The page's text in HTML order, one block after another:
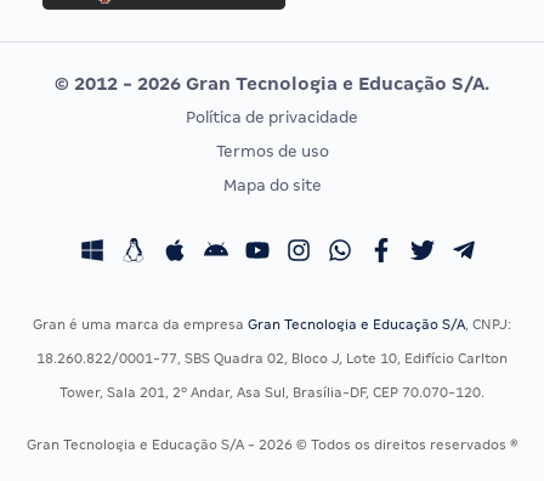
Editais publicados
Vunesp
CONCURSOS POR PROFISSÃO
Concursos Fiscais
Concursos Saúde
Residência Multiprofissional
EXAME DE ORDEM
Calendário OAB
© 2012 - 2026 Gran Tecnologia e Educação S/A.
Política de privacidade
Termos de uso
Mapa do site
Gran é uma marca da empresa Gran Tecnologia e Educação S/A, CNPJ:
18.260.822/0001-77, SBS Quadra 02, Bloco J, Lote 10, Edifício Carlton
Tower, Sala 201, 2º Andar, Asa Sul, Brasília-DF, CEP 70.070-120.
Gran Tecnologia e Educação S/A - 2026 © Todos os direitos reservados ®